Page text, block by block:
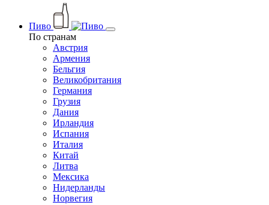
Пиво
По странам
Австрия
Армения
Бельгия
Великобритания
Германия
Грузия
Дания
Ирландия
Испания
Италия
Китай
Литва
Мексика
Нидерланды
Норвегия